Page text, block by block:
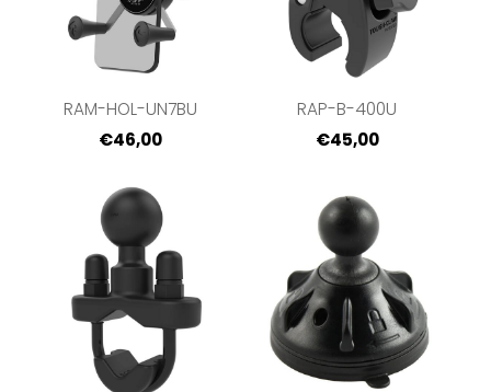
RAM-HOL-UN7BU
€46,00
RAP-B-400U
€45,00